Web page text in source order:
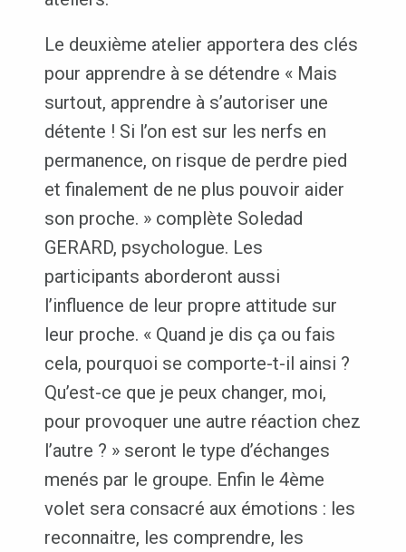
Le deuxième atelier apportera des clés
pour apprendre à se détendre « Mais
surtout, apprendre à s’autoriser une
détente ! Si l’on est sur les nerfs en
permanence, on risque de perdre pied
et finalement de ne plus pouvoir aider
son proche. » complète Soledad
GERARD, psychologue. Les
participants aborderont aussi
l’influence de leur propre attitude sur
leur proche. « Quand je dis ça ou fais
cela, pourquoi se comporte-t-il ainsi ?
Qu’est-ce que je peux changer, moi,
pour provoquer une autre réaction chez
l’autre ? » seront le type d’échanges
menés par le groupe. Enfin le 4ème
volet sera consacré aux émotions : les
reconnaitre, les comprendre, les